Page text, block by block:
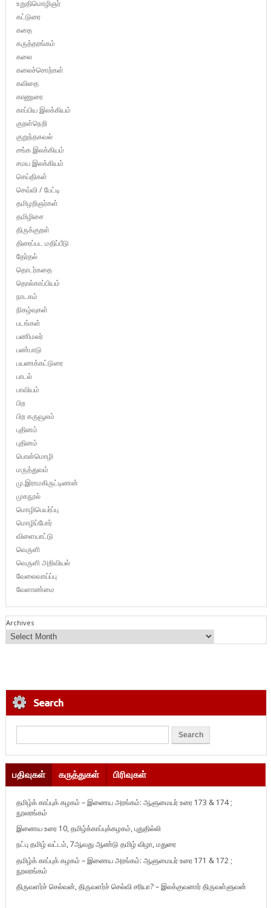
உறுதிமொழிஞர்
கட்டுரை
கதை
கருத்தரங்கம்
கலை
கலைச்சொற்கள்
கவிதை
காணுரை
காப்பிய இலக்கியம்
குறள்நெறி
குறுந்தகவல்
சங்க இலக்கியம்
சமய இலக்கியம்
செய்திகள்
செவ்வி / பேட்டி
தமிழறிஞர்கள்
தமிழிசை
திருக்குறள்
திரைப்பட மதிப்பீடு
தேர்தல்
தொடர்கதை
தொல்காப்பியம்
நாடகம்
நிகழ்வுகள்
படங்கள்
பணிமலர்
பண்பாடு
பயணக்கட்டுரை
பாடல்
பாவியம்
பிற
பிற கருவூலம்
புதினம்
புதினம்
பொன்மொழி
மருத்துவம்
மு.இராமகிருட்டிணன்
முகநூல்
மொழிபெயர்ப்பு
மொழிப்போர்
விளையாட்டு
வெருளி
வெருளி அறிவியல்
வேலைவாய்ப்பு
வேளாண்மை
Archives
Search
பதிவுகள் கருத்துகள் பிரிவுகள்
தமிழ்க் காப்புக் கழகம் – இணைய அரங்கம்: ஆளுமையர் உரை 173 & 174 ;
நூலரங்கம்
இணைய உரை 10, தமிழ்க்காப்புக்கழகம், புதுதில்லி
நட்பு தமிழ் வட்டம், 7ஆவது ஆண்டு தமிழ் விழா, மதுரை
தமிழ்க் காப்புக் கழகம் – இணைய அரங்கம்: ஆளுமையர் உரை 171 & 172 ;
நூலரங்கம்
திருவளர்ச் செல்வன், திருவளர்ச் செல்வி சரியா? – இலக்குவனார் திருவள்ளுவன்